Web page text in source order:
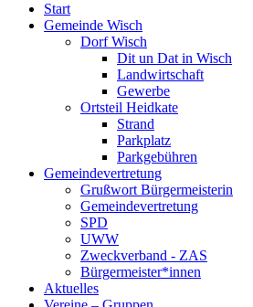
Start
Gemeinde Wisch
Dorf Wisch
Dit un Dat in Wisch
Landwirtschaft
Gewerbe
Ortsteil Heidkate
Strand
Parkplatz
Parkgebühren
Gemeindevertretung
Grußwort Bürgermeisterin
Gemeindevertretung
SPD
UWW
Zweckverband - ZAS
Bürgermeister*innen
Aktuelles